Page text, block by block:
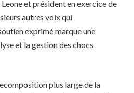
et président en exercice de
autres voix qui
exprimé marque une
et la gestion des chocs
plus large de la